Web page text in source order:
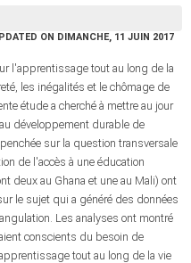
ON DIMANCHE, 11 JUIN 2017
l'apprentissage tout au long de la
les inégalités et le chômage de
étude a cherché à mettre au jour
développement durable de
sur la question transversale
de l'accès à une éducation
deux au Ghana et une au Mali) ont
le sujet qui a généré des données
Les analyses ont montré
conscients du besoin de
tout au long de la vie